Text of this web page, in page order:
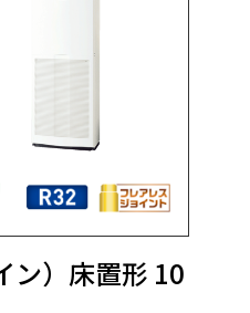
ン）床置形 10